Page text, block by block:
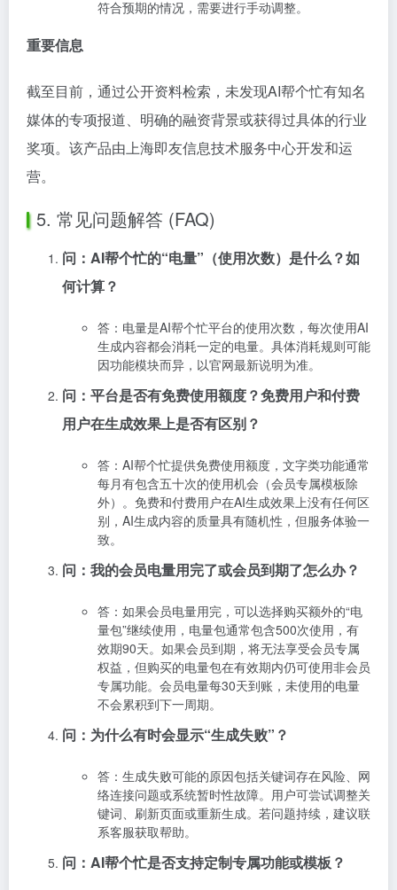
符合预期的情况，需要进行手动调整。
重要信息
截至目前，通过公开资料检索，未发现AI帮个忙有知名
媒体的专项报道、明确的融资背景或获得过具体的行业
奖项。该产品由上海即友信息技术服务中心开发和运
营。
5. 常见问题解答 (FAQ)
问：AI帮个忙的“电量”（使用次数）是什么？如
何计算？
答：电量是AI帮个忙平台的使用次数，每次使用AI
生成内容都会消耗一定的电量。具体消耗规则可能
因功能模块而异，以官网最新说明为准。
问：平台是否有免费使用额度？免费用户和付费
用户在生成效果上是否有区别？
答：AI帮个忙提供免费使用额度，文字类功能通常
每月有包含五十次的使用机会（会员专属模板除
外）。免费和付费用户在AI生成效果上没有任何区
别，AI生成内容的质量具有随机性，但服务体验一
致。
问：我的会员电量用完了或会员到期了怎么办？
答：如果会员电量用完，可以选择购买额外的“电
量包”继续使用，电量包通常包含500次使用，有
效期90天。如果会员到期，将无法享受会员专属
权益，但购买的电量包在有效期内仍可使用非会员
专属功能。会员电量每30天到账，未使用的电量
不会累积到下一周期。
问：为什么有时会显示“生成失败”？
答：生成失败可能的原因包括关键词存在风险、网
络连接问题或系统暂时性故障。用户可尝试调整关
键词、刷新页面或重新生成。若问题持续，建议联
系客服获取帮助。
问：AI帮个忙是否支持定制专属功能或模板？